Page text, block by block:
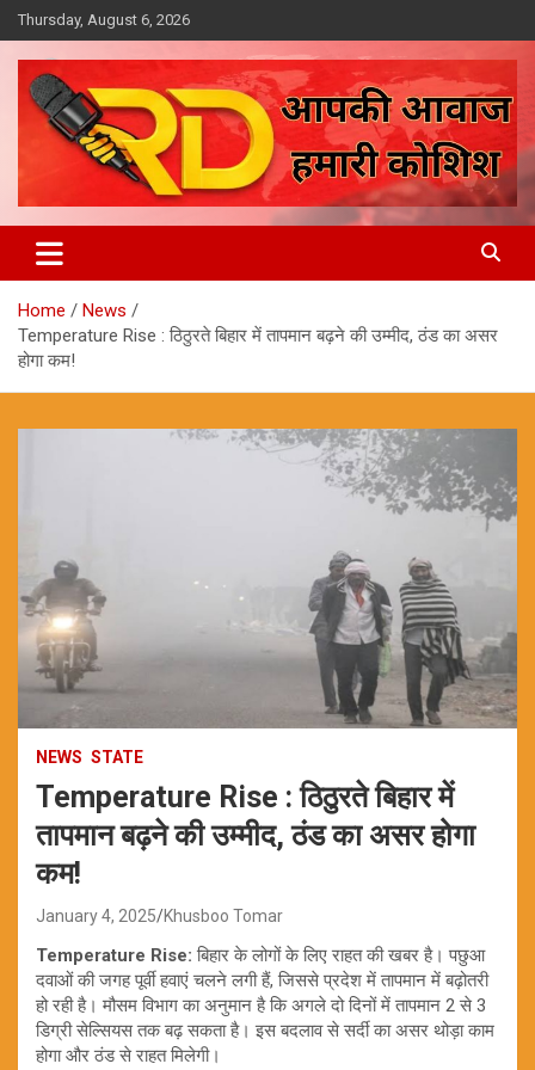
Skip
to
content
Thursday, August 6, 2026
Reporter Diaries
Home
News
Temperature Rise : ठिठुरते बिहार में तापमान बढ़ने की उम्मीद, ठंड का असर
होगा कम!
NEWS STATE
Temperature Rise : ठिठुरते बिहार में
तापमान बढ़ने की उम्मीद, ठंड का असर होगा
कम!
January 4, 2025 Khusboo Tomar
Temperature Rise: बिहार के लोगों के लिए राहत की खबर है। पछुआ
दवाओं की जगह पूर्वी हवाएं चलने लगी हैं, जिससे प्रदेश में तापमान में बढ़ोतरी
हो रही है। मौसम विभाग का अनुमान है कि अगले दो दिनों में तापमान 2 से 3
डिग्री सेल्सियस तक बढ़ सकता है। इस बदलाव से सर्दी का असर थोड़ा काम
होगा और ठंड से राहत मिलेगी।